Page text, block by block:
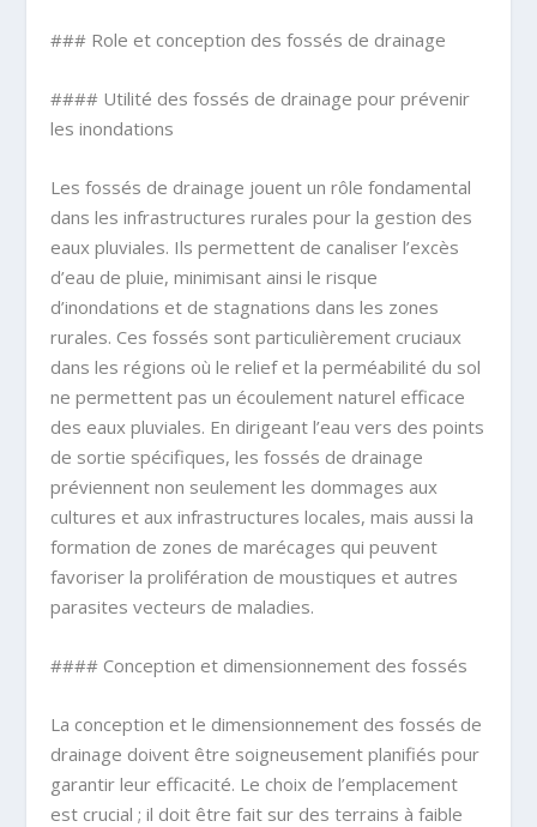
### Role et conception des fossés de drainage
#### Utilité des fossés de drainage pour prévenir
les inondations
Les fossés de drainage jouent un rôle fondamental
dans les infrastructures rurales pour la gestion des
eaux pluviales. Ils permettent de canaliser l’excès
d’eau de pluie, minimisant ainsi le risque
d’inondations et de stagnations dans les zones
rurales. Ces fossés sont particulièrement cruciaux
dans les régions où le relief et la perméabilité du sol
ne permettent pas un écoulement naturel efficace
des eaux pluviales. En dirigeant l’eau vers des points
de sortie spécifiques, les fossés de drainage
préviennent non seulement les dommages aux
cultures et aux infrastructures locales, mais aussi la
formation de zones de marécages qui peuvent
favoriser la prolifération de moustiques et autres
parasites vecteurs de maladies.
#### Conception et dimensionnement des fossés
La conception et le dimensionnement des fossés de
drainage doivent être soigneusement planifiés pour
garantir leur efficacité. Le choix de l’emplacement
est crucial ; il doit être fait sur des terrains à faible